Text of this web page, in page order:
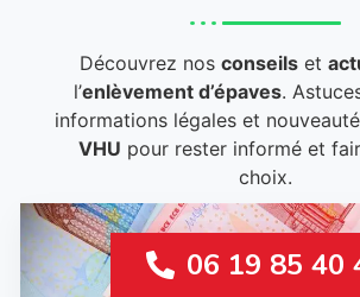
Découvrez nosconseils et
l’enlèvement d’épaves.
informations légales et
VHU pour rester informé et
choix.
06 19 85 40